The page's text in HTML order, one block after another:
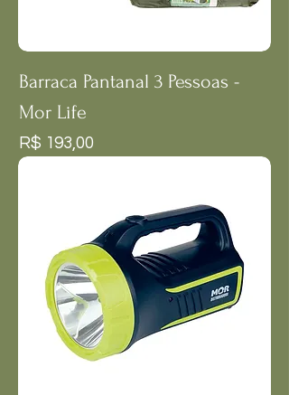
Barraca Pantanal 3 Pessoas -
Mor Life
Preço
R$ 193,00